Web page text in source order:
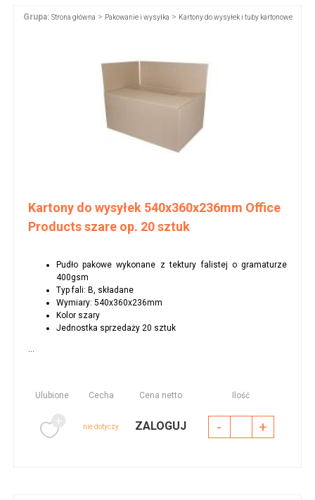
Grupa: Strona główna > Pakowanie i wysyłka > Kartony do wysyłek i tuby kartonowe
Kartony do wysyłek 540x360x236mm Office
Products szare op. 20 sztuk
Pudło pakowe wykonane z tektury falistej o gramaturze
400gsm
Typ fali: B, składane
Wymiary: 540x360x236mm
Kolor szary
Jednostka sprzedaży 20 sztuk
Ulubione Cecha Cena netto Ilość
nie dotyczy ZALOGUJ - +